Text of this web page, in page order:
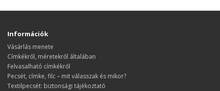
Információk
Vásárlás menete
​​​​​​​Címkékről, méretekről általában
Felvasalható címkékről
Pecsét, címke, filc – mit válasszak és mikor?
Textilpecsét: biztonsági tájékoztató